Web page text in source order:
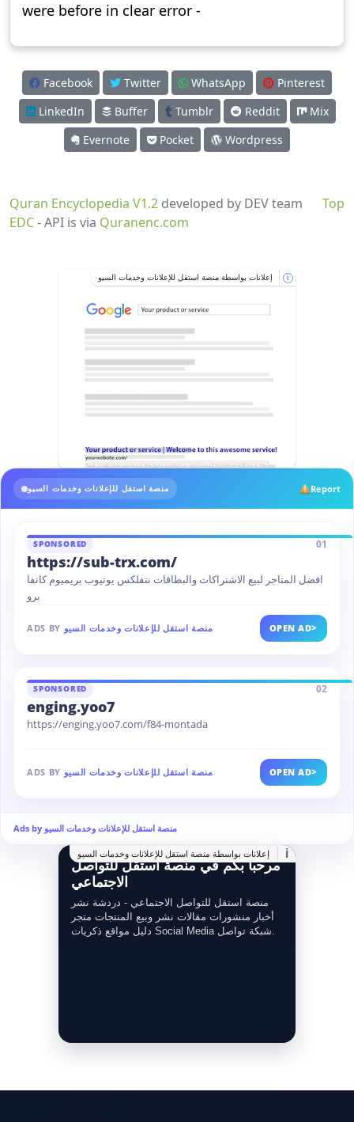
were before in clear error -
Facebook Twitter WhatsApp
Pinterest
LinkedIn
Buffer Tumblr Reddit
Mix
Evernote
Pocket Wordpress
Top
Quran Encyclopedia V1.2 developed by DEV team
EDC- API is via Quranenc.com
إعلانات بواسطة منصة استقل للإعلانات وخدمات السيو i
منصة استقل للإعلانات وخدمات السيو Report
SPONSORED 01
https://sub-trx.com/
افضل المتاجر لبيع الاشتراكات والبطاقات نتفلكس يوتيوب بريميوم كانفا
برو
ADS BY منصة استقل للإعلانات وخدمات السيو OPEN AD>
SPONSORED 02
enging.yoo7
https://enging.yoo7.com/f84-montada
ADS BY منصة استقل للإعلانات وخدمات السيو OPEN AD>
Ads by منصة استقل للإعلانات وخدمات السيو
إعلانات بواسطة منصة استقل للإعلانات وخدمات السيو i
مرحبا بكم في منصة استقل للتواصل
الاجتماعي
منصة استقل للتواصل الاجتماعي - دردشة نشر
أخبار منشورات مقالات نشر وبيع المنتجات متجر
دليل مواقع ذكريات Social Media شبكة تواصل.